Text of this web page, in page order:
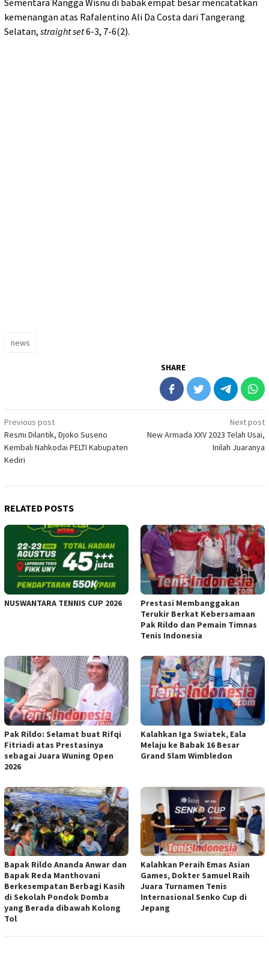
kemenangan atas Rafalentino Ali Da Costa dari Tangerang
Selatan, straight set6-3, 7-6(2).
news
SHARE
Post
navigation
Previous post
Resmi Dilantik, Djoko Suseno
Kembali Nahkodai PELTI Kabupaten
Kediri
Next post
New Armada XXV 2023 Telah Usai,
Inilah Juaranya
RELATED POSTS
NUSWANTARA TENNIS CUP 2026
Prestasi Membanggakan
Terukir Berkat Kebersamaan
Pak Rildo dan Pemain Timnas
Tenis Indonesia
Pak Rildo: Selamat buat Rifqi
Fitriadi atas Prestasinya
sebagai Juara Wuning Open
2026
Kalahkan Iga Swiatek, Eala
Melaju ke Babak 16 Besar
Grand Slam Wimbledon
Bapak Rildo Ananda Anwar dan
Bapak Reda Manthovani
Berkesempatan Berbagi Kasih
di Sekolah Pondok Domba
yang Berada dibawah Kolong
Tol
Kalahkan Peraih Emas Asian
Games, Dokter Samuel Raih
Juara Turnamen Tenis
Internasional Senko Cup di
Jepang